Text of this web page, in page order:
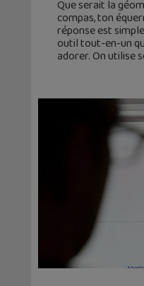
Que serait la
compas, ton
réponse est
outil tout-en-un
adorer. On utilise